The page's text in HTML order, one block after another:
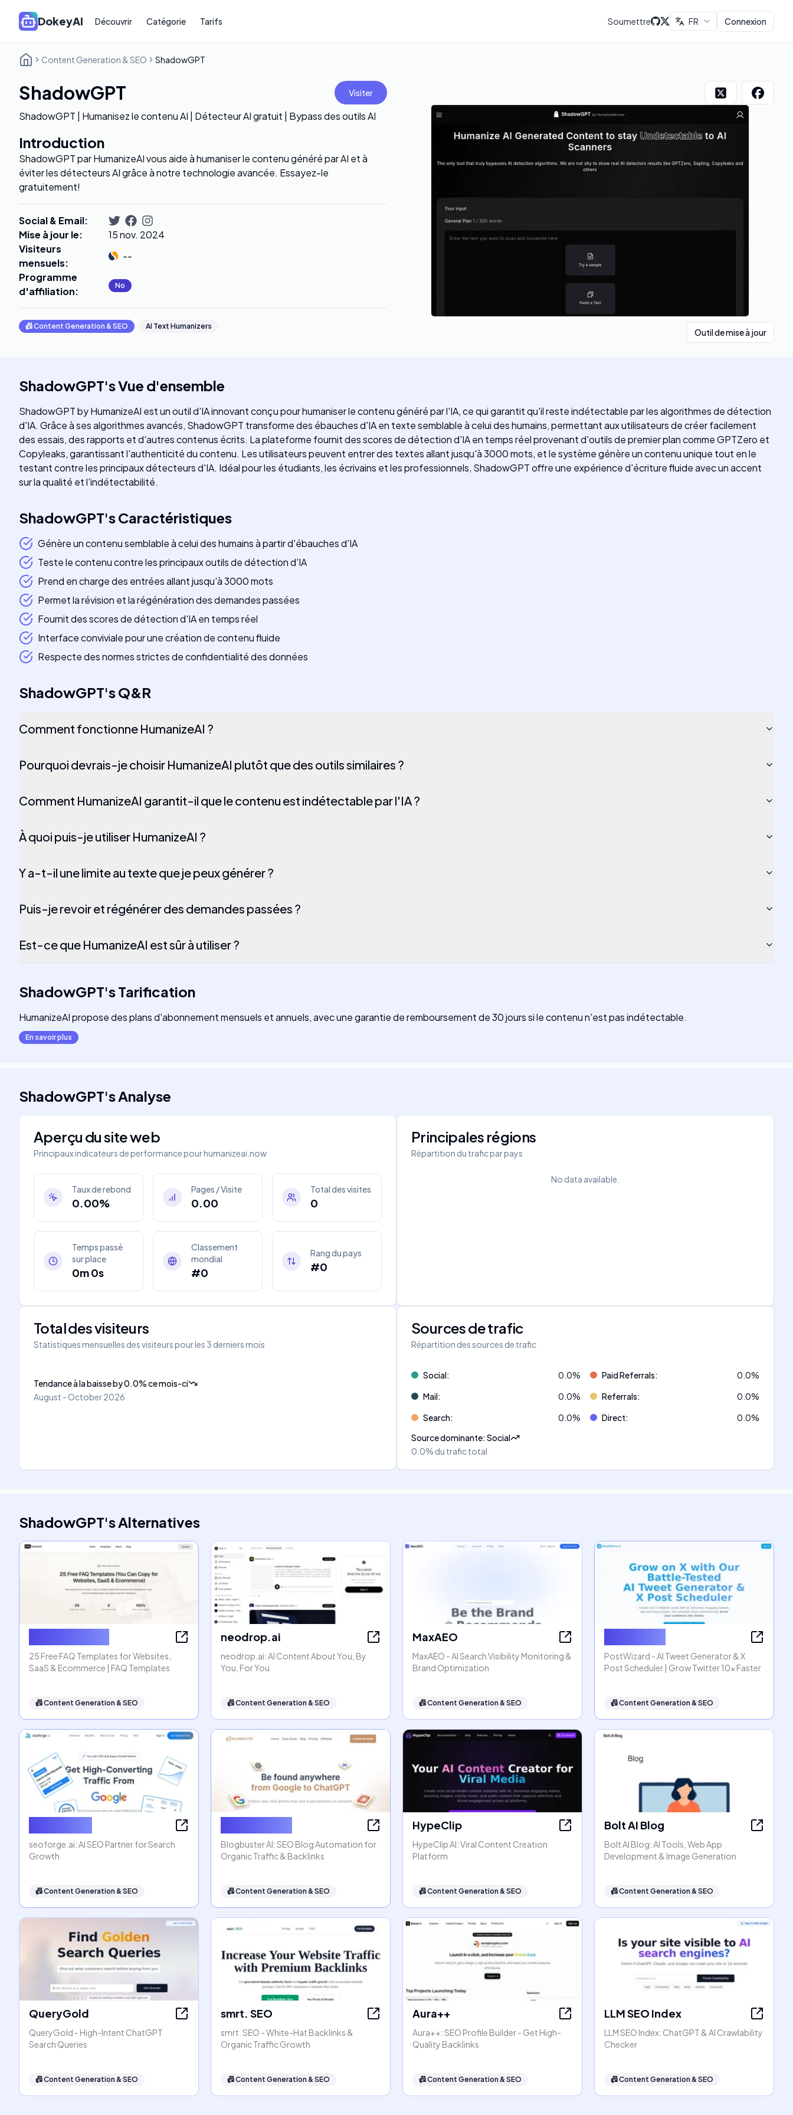
DokeyAI Découvrir Catégorie Tarifs Soumettre FR Connexion
Content Generation & SEO ShadowGPT
ShadowGPT Visiter
ShadowGPT | Humanisez le contenu AI | Détecteur AI gratuit | Bypass des outils AI
Introduction
ShadowGPT par HumanizeAI vous aide à humaniser le contenu généré par AI et à
éviter les détecteurs AI grâce à notre technologie avancée. Essayez-le
gratuitement!
Social & Email:
Mise à jour le:
15 nov. 2024
Visiteurs
mensuels:
--
Programme
d'affiliation: No
📠Content Generation & SEO AI Text Humanizers
Outil de mise à jour
ShadowGPT'sVue d'ensemble
ShadowGPT by HumanizeAI est un outil d'IA innovant conçu pour humaniser le contenu généré par l'IA, ce qui garantit qu'il reste indétectable par les algorithmes de détection
d'IA. Grâce à ses algorithmes avancés, ShadowGPT transforme des ébauches d'IA en texte semblable à celui des humains, permettant aux utilisateurs de créer facilement
des essais, des rapports et d'autres contenus écrits. La plateforme fournit des scores de détection d'IA en temps réel provenant d'outils de premier plan comme GPTZero et
Copyleaks, garantissant l'authenticité du contenu. Les utilisateurs peuvent entrer des textes allant jusqu'à 3000 mots, et le système génère un contenu unique tout en le
testant contre les principaux détecteurs d'IA. Idéal pour les étudiants, les écrivains et les professionnels, ShadowGPT offre une expérience d'écriture fluide avec un accent
sur la qualité et l'indétectabilité.
ShadowGPT'sCaractéristiques
Génère un contenu semblable à celui des humains à partir d'ébauches d'IA
Teste le contenu contre les principaux outils de détection d'IA
Prend en charge des entrées allant jusqu'à 3000 mots
Permet la révision et la régénération des demandes passées
Fournit des scores de détection d'IA en temps réel
Interface conviviale pour une création de contenu fluide
Respecte des normes strictes de confidentialité des données
ShadowGPT'sQ&R
Comment fonctionne HumanizeAI ?
Pourquoi devrais-je choisir HumanizeAI plutôt que des outils similaires ?
Comment HumanizeAI garantit-il que le contenu est indétectable par l'IA ?
À quoi puis-je utiliser HumanizeAI ?
Y a-t-il une limite au texte que je peux générer ?
Puis-je revoir et régénérer des demandes passées ?
Est-ce que HumanizeAI est sûr à utiliser ?
ShadowGPT'sTarification
HumanizeAI propose des plans d'abonnement mensuels et annuels, avec une garantie de remboursement de 30 jours si le contenu n'est pas indétectable.
En savoir plus
ShadowGPT'sAnalyse
Aperçu du site web
Principaux indicateurs de performance pourhumanizeai.now
Taux de rebond
0.00%
Pages / Visite
0.00
Total des visites
0
Temps passé
sur place
0m 0s
Classement
mondial
#0
Rang du pays
#0
Principales régions
Répartition du trafic par pays
No data available.
Total des visiteurs
Statistiques mensuelles des visiteurs pour les 3 derniers mois
Tendance à la baisseby0.0%ce mois-ci
August - October 2026
Sources de trafic
Répartition des sources de trafic
Social: 0.0% Paid Referrals: 0.0%
Mail: 0.0% Referrals: 0.0%
Search: 0.0% Direct: 0.0%
Source dominante:Social
0.0% du trafic total
ShadowGPT'sAlternatives
25 Free FAQ Templates for Websites,
SaaS & Ecommerce | FAQ Templates
📠Content Generation & SEO
neodrop.ai
neodrop.ai: AI Content About You, By
You, For You
📠Content Generation & SEO
MaxAEO
MaxAEO - AI Search Visibility Monitoring &
Brand Optimization
📠Content Generation & SEO
PostWizard - AI Tweet Generator & X
Post Scheduler | Grow Twitter 10x Faster
📠Content Generation & SEO
seoforge.ai: AI SEO Partner for Search
Growth
📠Content Generation & SEO
Blogbuster AI: SEO Blog Automation for
Organic Traffic & Backlinks
📠Content Generation & SEO
HypeClip
HypeClip AI: Viral Content Creation
Platform
📠Content Generation & SEO
Bolt AI Blog
Bolt AI Blog: AI Tools, Web App
Development & Image Generation
📠Content Generation & SEO
QueryGold
QueryGold - High-Intent ChatGPT
Search Queries
📠Content Generation & SEO
smrt. SEO
smrt. SEO - White-Hat Backlinks &
Organic Traffic Growth
📠Content Generation & SEO
Aura++
Aura++: SEO Profile Builder - Get High-
Quality Backlinks
📠Content Generation & SEO
LLM SEO Index
LLM SEO Index: ChatGPT & AI Crawlability
Checker
📠Content Generation & SEO